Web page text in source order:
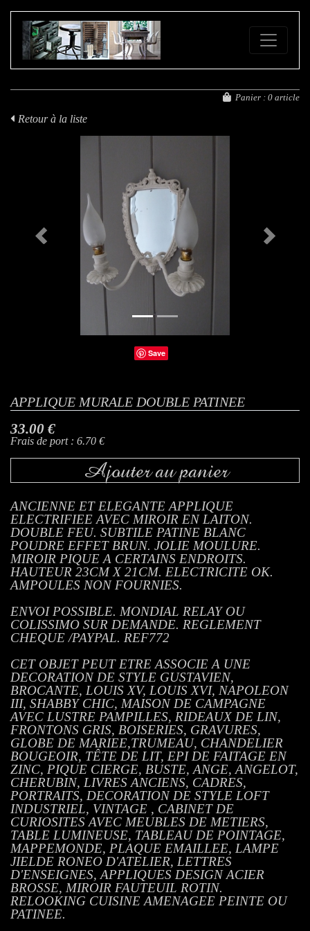
Panier : 0 article
Retour à la liste
Previous Next
Save
APPLIQUE MURALE DOUBLE PATINEE
33.00 €
Frais de port : 6.70 €
Ajouter au panier
ANCIENNE ET ELEGANTE APPLIQUE
ELECTRIFIEE AVEC MIROIR EN LAITON.
DOUBLE FEU. SUBTILE PATINE BLANC
POUDRE EFFET BRUN. JOLIE MOULURE.
MIROIR PIQUE A CERTAINS ENDROITS.
HAUTEUR 23CM X 21CM. ELECTRICITE OK.
AMPOULES NON FOURNIES.
ENVOI POSSIBLE. MONDIAL RELAY OU
COLISSIMO SUR DEMANDE. REGLEMENT
CHEQUE /PAYPAL. REF772
CET OBJET PEUT ETRE ASSOCIE A UNE
DECORATION DE STYLE GUSTAVIEN,
BROCANTE, LOUIS XV, LOUIS XVI, NAPOLEON
III, SHABBY CHIC, MAISON DE CAMPAGNE
AVEC LUSTRE PAMPILLES, RIDEAUX DE LIN,
FRONTONS GRIS, BOISERIES, GRAVURES,
GLOBE DE MARIEE,TRUMEAU, CHANDELIER
BOUGEOIR, TÊTE DE LIT, EPI DE FAITAGE EN
ZINC, PIQUE CIERGE, BUSTE, ANGE, ANGELOT,
CHERUBIN, LIVRES ANCIENS, CADRES,
PORTRAITS, DECORATION DE STYLE LOFT
INDUSTRIEL, VINTAGE , CABINET DE
CURIOSITES AVEC MEUBLES DE METIERS,
TABLE LUMINEUSE, TABLEAU DE POINTAGE,
MAPPEMONDE, PLAQUE EMAILLEE, LAMPE
JIELDE RONEO D'ATELIER, LETTRES
D'ENSEIGNES, APPLIQUES DESIGN ACIER
BROSSE, MIROIR FAUTEUIL ROTIN.
RELOOKING CUISINE AMENAGEE PEINTE OU
PATINEE.